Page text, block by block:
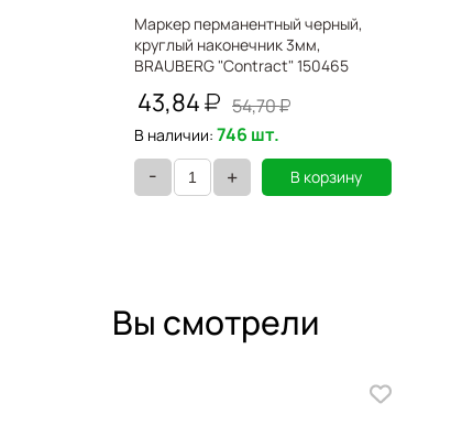
Маркер перманентный черный,
круглый наконечник 3мм,
BRAUBERG "Contract" 150465
43,84 54,70
В наличии: 746 шт.
- + В корзину
Вы смотрели